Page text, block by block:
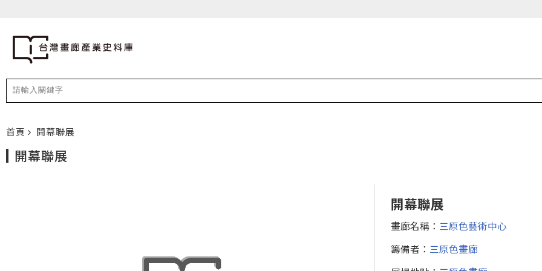
首頁 開幕聯展
開幕聯展
開幕聯展
畫廊名稱： 三原色藝術中心
籌備者： 三原色畫廊